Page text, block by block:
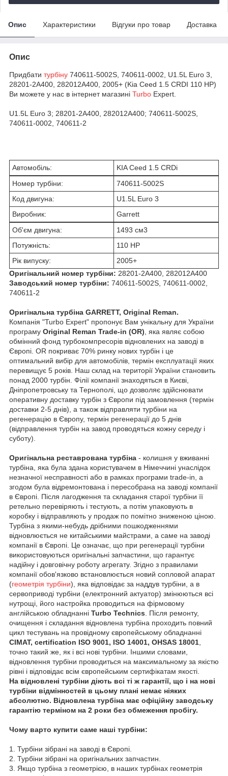
Опис Характеристики Відгуки про товар Доставка
Опис
Придбати турбіну 740611-5002S, 740611-0002, U1.5L Euro 3,
28201-2A400, 282012A400, 2005+ (Kia Ceed 1.5 CRDI 110 HP)
Ви можете у нас в інтернет магазині Turbo Expert.
U1.5L Euro 3; 28201-2A400, 282012A400; 740611-5002S,
740611-0002, 740611-2
Автомобіль:
KIA Ceed 1.5 CRDi
Номер турбіни:
740611-5002S
Код двигуна:
U1.5L Euro 3
Виробник:
Garrett
Об'єм двигуна:
1493 см3
Потужність:
110 HP
Рік випуску:
2005+
Оригінальний номер турбіни: 28201-2A400, 282012A400
Заводський номер турбіни: 740611-5002S, 740611-0002,
740611-2
Оригінальна турбіна GARRETT, Original Reman.
Компанія "Turbo Expert" пропонує Вам унікальну для України
програму Original Reman Trade-in (OR) , яка являє собою
обмінний фонд турбокомпресорів відновлених на заводі в
Європі. OR покриває 70% ринку нових турбін і це
оптимальний вибір для автомобілів, термін експлуатації яких
перевищує 5 років. Наш склад на території України становить
понад 2000 турбін. Філії компанії знаходяться в Києві,
Дніпропетровську та Тернополі, що дозволяє здійснювати
оперативну доставку турбін з Європи під замовлення (термін
доставки 2-5 днів), а також відправляти турбіни на
регенерацію в Європу, термін регенерації до 5 днів
(відправлення турбін на завод проводяться кожну середу і
суботу).
Оригінальна реставрована турбіна - колишня у вживанні
турбіна, яка була здана користувачем в Німеччині унаслідок
незначної несправності або в рамках програми trade-in, а
згодом була відремонтована і пересобрана на заводі компанії
в Європі. Після лагодження та складання старої турбіни її
ретельно перевіряють і тестують, а потім упаковують в
коробку і відправляють у продаж по помітно зниженою ціною.
Турбіна з якими-небудь дрібними пошкодженнями
відновлюється не китайськими майстрами, а саме на заводі
компанії в Європі. Це означає, що при регенерації турбіни
використовуються оригінальні запчастини, що гарантує
надійну і довговічну роботу агрегату. Згідно з правилами
компанії обов'язково встановлюється новий сопловой апарат
(геометрія турбіни), яка відповідає за наддув турбіни, а в
сервоприводі турбіни (електронний актуатор) змінюються всі
нутрощі, його настройка проводиться на фірмовому
англійською обладнанні Turbo Technics . Після ремонту,
очищення і складання відновлена турбіна проходить повний
цикл тестувань на провідному європейському обладнанні
CIMAT, certification ISO 9001, ISO 14001, OHSAS 18001
точно такий же, як і всі нові турбіни. Іншими словами,
відновлення турбіни проводиться на максимальному за якістю
рівні і відповідає всім європейським сертифікатам якості.
На відновлені турбіни діють всі ті ж гарантії, що і на нові
турбіни відмінностей в цьому плані немає ніяких
абсолютно. Відновлена турбіна має офіційну заводську
гарантію терміном на 2 роки без обмеження пробігу.
Чому варто купити саме наші турбіни:
1. Турбіни зібрані на заводі в Європі.
2. Турбіни зібрані на оригінальних запчастин.
3. Якщо турбіна з геометрією, в наших турбінах геометрія